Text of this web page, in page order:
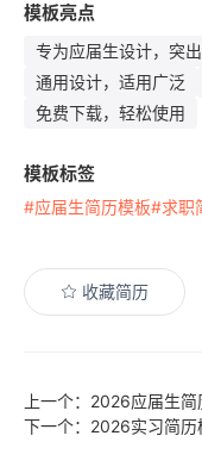
模板亮点
专为应届生设计，突
通用设计，适用广泛
免费下载，轻松使用
模板标签
#应届生简历模板#求职
收藏简历
上一个：2026应届生简
下一个：2026实习简历